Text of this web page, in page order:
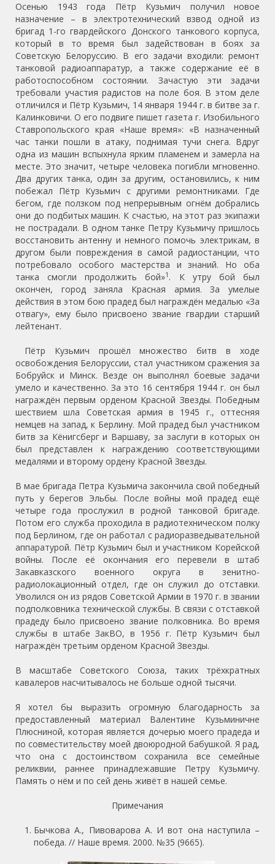
Осенью 1943 года Пётр Кузьмич получил новое
назначение – в электротехнический взвод одной из
бригад 1-го гвардейского Донского танкового корпуса,
который в то время был задействован в боях за
Советскую Белоруссию. В его задачи входили: ремонт
танковой радиоаппаратур, а также содержание её в
работоспособном состоянии. Зачастую эти задачи
требовали участия радистов на поле боя. В этом деле
отличился и Пётр Кузьмич, 14 января 1944 г. в битве за г.
Калинковичи. О его подвиге пишет газета г. Изобильного
Ставропольского края «Наше время»: «В назначенный
час танки пошли в атаку, поднимая тучи снега. Вдруг
одна из машин вспыхнула ярким пламенем и замерла на
месте. Это значит, четыре человека погибли мгновенно.
Два других танка, один за другим, остановились, к ним
побежал Пётр Кузьмич с другими ремонтниками. Где
бегом, где ползком под непрерывным огнём добрались
они до подбитых машин. К счастью, на этот раз экипажи
не пострадали. В одном танке Петру Кузьмичу пришлось
восстановить антенну и немного помочь электрикам, в
другом были повреждения в самой радиостанции, что
потребовало особого мастерства и знаний. Но оба
танка смогли продолжить бой»1 . К утру бой был
окончен, город заняла Красная армия. За умелые
действия в этом бою прадед был награждён медалью «За
отвагу», ему было присвоено звание гвардии старший
лейтенант.
Пётр Кузьмич прошёл множество битв в ходе
освобождения Белоруссии, стал участником сражения за
Бобруйск и Минск. Везде он выполнял боевые задачи
умело и качественно. За это 16 сентября 1944 г. он был
награждён первым орденом Красной Звезды. Победным
шествием шла Советская армия в 1945 г., оттесняя
немцев на запад, к Берлину. Мой прадед был участником
битв за Кёнигсберг и Варшаву, за заслуги в которых он
был представлен к награждению соответствующими
медалями и второму ордену Красной Звезды.
В мае бригада Петра Кузьмича закончила свой победный
путь у берегов Эльбы. После войны мой прадед ещё
четыре года прослужил в родной танковой бригаде.
Потом его служба проходила в радиотехническом полку
под Берлином, где он работал с радиоразведывательной
аппаратурой. Пётр Кузьмич был и участником Корейской
войны. После её окончания его перевели в штаб
Закавказского военного округа в зенитно-
радиолокационный отдел, где он служил до отставки.
Уволился он из рядов Советской Армии в 1970 г. в звании
подполковника технической службы. В связи с отставкой
прадеду было присвоено звание полковника. Во время
службы в штабе ЗакВО, в 1956 г. Пётр Кузьмич был
награждён третьим орденом Красной Звезды.
В масштабе Советского Союза, таких трёхкратных
кавалеров насчитывалось не больше одной тысячи.
Я хотел бы выразить огромную благодарность за
предоставленный материал Валентине Кузьминичне
Плюсниной, которая является дочерью моего прадеда и
по совместительству моей двоюродной бабушкой. Я рад,
что она с достоинством сохранила все семейные
реликвии, раннее принадлежавшие Петру Кузьмичу.
Память о нём и по сей день живёт в нашей семье.
Примечания
Бычкова А., Пивоварова А. И вот она наступила –
победа. // Наше время. 2000. №35 (9665).